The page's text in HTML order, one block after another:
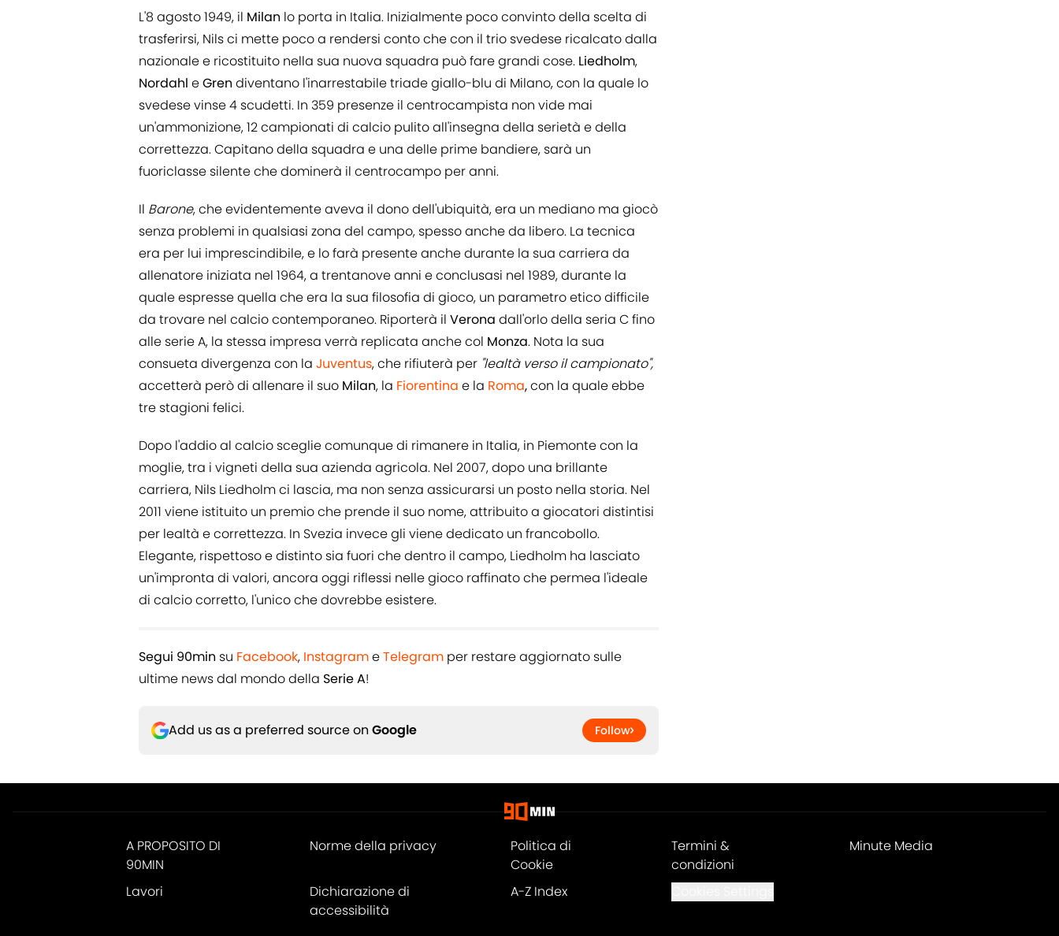
L'8 agosto 1949, il Milan lo porta in Italia. Inizialmente poco convinto della scelta di
trasferirsi, Nils ci mette poco a rendersi conto che con il trio svedese ricalcato dalla
nazionale e ricostituito nella sua nuova squadra può fare grandi cose. Liedholm,
Nordahl eGren diventano l'inarrestabile triade giallo-blu di Milano, con la quale lo
svedese vinse 4 scudetti. In 359 presenze il centrocampista non vide mai
un'ammonizione, 12 campionati di calcio pulito all'insegna della serietà e della
correttezza. Capitano della squadra e una delle prime bandiere, sarà un
fuoriclasse silente che dominerà il centrocampo per anni.
Il Barone, che evidentemente aveva il dono dell'ubiquità, era un mediano ma giocò
senza problemi in qualsiasi zona del campo, spesso anche da libero. La tecnica
era per lui imprescindibile, e lo farà presente anche durante la sua carriera da
allenatore iniziata nel 1964, a trentanove anni e conclusasi nel 1989, durante la
quale espresse quella che era la sua filosofia di gioco, un parametro etico difficile
da trovare nel calcio contemporaneo. Riporterà il Verona dall'orlo della seria C fino
alle serie A, la stessa impresa verrà replicata anche col Monza. Nota la sua
consueta divergenza con la Juventus, che rifiuterà per "lealtà verso il campionato",
accetterà però di allenare il suo Milan, la Fiorentina e la Roma,con la quale ebbe
tre stagioni felici.
Dopo l'addio al calcio sceglie comunque di rimanere in Italia, in Piemonte con la
moglie, tra i vigneti della sua azienda agricola. Nel 2007, dopo una brillante
carriera, Nils Liedholm ci lascia, ma non senza assicurarsi un posto nella storia. Nel
2011 viene istituito un premio che prende il suo nome, attribuito a giocatori distintisi
per lealtà e correttezza. In Svezia invece gli viene dedicato un francobollo.
Elegante, rispettoso e distinto sia fuori che dentro il campo, Liedholm ha lasciato
un'impronta di valori, ancora oggi riflessi nelle gioco raffinato che permea l'ideale
di calcio corretto, l'unico che dovrebbe esistere.
Segui 90min su Facebook, InstagrameTelegram per restare aggiornato sulle
ultime news dal mondo della Serie A!
Add us as a preferred source on Google Follow
A PROPOSITO DI
90MIN
Norme della privacy
Politica di
Cookie
Termini &
condizioni
Minute Media
Lavori
Dichiarazione di
accessibilità
A-Z Index